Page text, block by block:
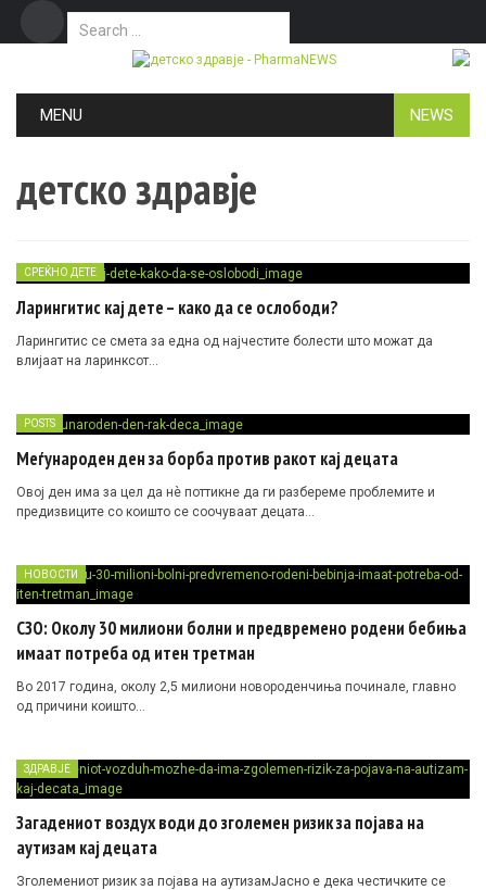
Search for:
MENU NEWS
детско здравје
СРЕЌНО ДЕТЕ
Ларингитис кај дете – како да се ослободи?
Ларингитис се смета за една од најчестите болести што можат да
влијаат на ларинксот…
POSTS
Меѓународен ден за борба против ракот кај децата
Овој ден има за цел да нè поттикне да ги разбереме проблемите и
предизвиците со коишто се соочуваат децата…
НОВОСТИ
СЗО: Околу 30 милиони болни и предвремено родени бебиња
имаат потреба од итен третман
Во 2017 година, околу 2,5 милиони новороденчиња починале, главно
од причини коишто…
ЗДРАВЈЕ
Загадениот воздух води до зголемен ризик за појава на
аутизам кај децата
Зголемениот ризик за појава на аутизамЈасно е дека честичките се